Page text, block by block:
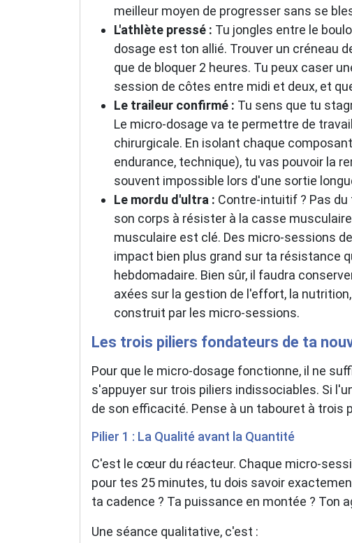
meilleur moyen de progresser sans se
L'athlète pressé : Tu jongles entre le
dosage est ton allié. Trouver un créneau
que de bloquer 2 heures. Tu peux caser
session de côtes entre midi et deux, et
Le traileur confirmé : Tu sens que tu
Le micro-dosage va te permettre de
chirurgicale. En isolant chaque
endurance, technique), tu vas pouvoir la
souvent impossible lors d'une sortie
Le mordu d'ultra : Contre-intuitif ? Pas
son corps à résister à la casse
musculaire est clé. Des micro-sessions
impact bien plus grand sur ta résistance
hebdomadaire. Bien sûr, il faudra
axées sur la gestion de l'effort, la
construit par les micro-sessions.
Les trois piliers fondateurs de ta
Pour que le micro-dosage fonctionne, il ne
s'appuyer sur trois piliers indissociables. Si
de son efficacité. Pense à un tabouret à trois
Pilier 1 : La Qualité avant la Quantité
C'est le cœur du réacteur. Chaque micro-
pour tes 25 minutes, tu dois savoir
ta cadence ? Ta puissance en montée ? Ton
Une séance qualitative, c'est :